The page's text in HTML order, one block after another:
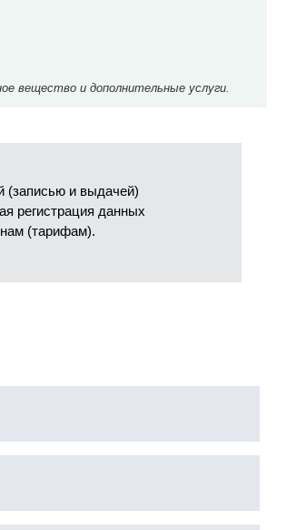
вещество и дополнительные услуги.
(записью и выдачей)
регистрация данных
(тарифам).